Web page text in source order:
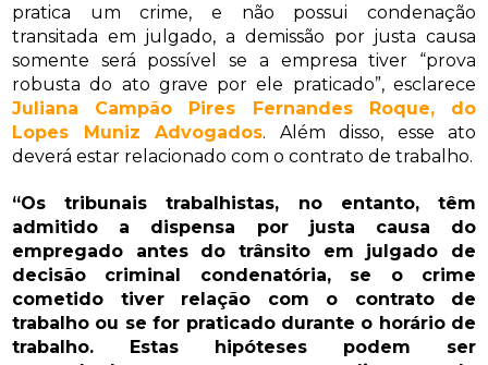
pratica um crime, e não possui condenação
transitada em julgado, a demissão por justa causa
somente será possível se a empresa tiver “prova
robusta do ato grave por ele praticado”, esclarece
Juliana Campão Pires Fernandes Roque, do
Lopes Muniz Advogados. Além disso, esse ato
deverá estar relacionado com o contrato de trabalho.
“Os tribunais trabalhistas, no entanto, têm
admitido a dispensa por justa causa do
empregado antes do trânsito em julgado de
decisão criminal condenatória, se o crime
cometido tiver relação com o contrato de
trabalho ou se for praticado durante o horário de
trabalho. Estas hipóteses podem ser